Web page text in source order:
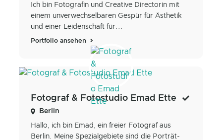
Ich bin Fotografin und Creative Directorin mit
einem unverwechselbaren Gespür für Ästhetik
und einer Leidenschaft für...
Portfolio ansehen
Fotograf & Fotostudio Emad Ette
Berlin
Hallo, ich bin Emad, ein freier Fotograf aus
Berlin. Meine Spezialgebiete sind die Porträt-